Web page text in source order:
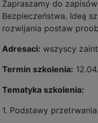
Zapraszamy do
Bezpieczeństwa. Ideą
rozwijania postaw
Adresaci: wszyscy
Termin szkolenia:
Tematyka szkolenia:
1. Podstawy